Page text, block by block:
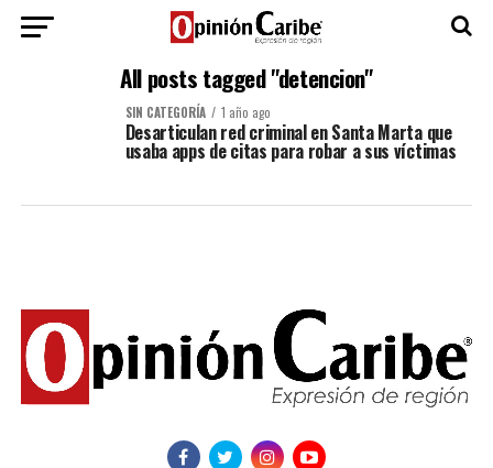
All posts tagged "detencion"
SIN CATEGORÍA 1 año ago
Desarticulan red criminal en Santa Marta que
usaba apps de citas para robar a sus víctimas